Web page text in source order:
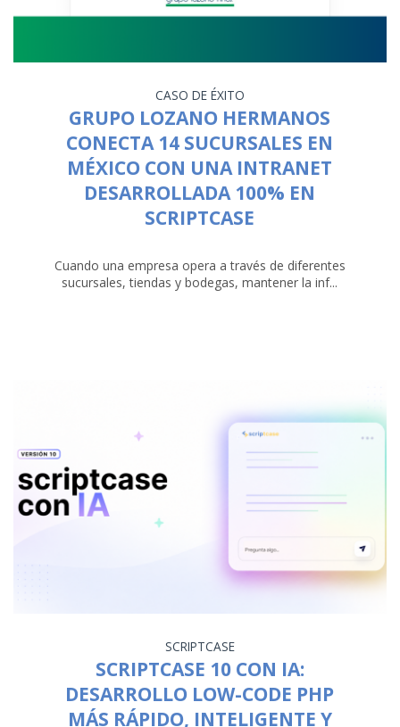
CASO DE ÉXITO
GRUPO LOZANO HERMANOS
CONECTA 14 SUCURSALES EN
MÉXICO CON UNA INTRANET
DESARROLLADA 100% EN
SCRIPTCASE
Cuando una empresa opera a través de diferentes
sucursales, tiendas y bodegas, mantener la inf...
SCRIPTCASE
SCRIPTCASE 10 CON IA:
DESARROLLO LOW-CODE PHP
MÁS RÁPIDO, INTELIGENTE Y